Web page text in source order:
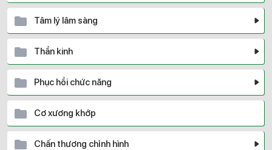
Tâm lý lâm sàng
Thần kinh
Phục hồi chức năng
Cơ xương khớp
Chấn thương chỉnh hình